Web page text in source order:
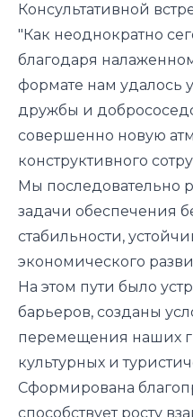
Консультативной
"Как неоднократно
благодаря
формате нам удалось
дружбы и
совершенно новую
конструктивного
Мы последовательно
задачи обеспечения
стабильности,
экономического
На этом пути было
барьеров, созданы
перемещения наших
культурных и
Сформирована
способствует росту